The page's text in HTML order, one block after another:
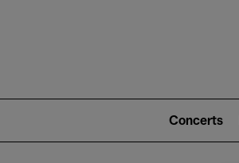
2)
Concerts